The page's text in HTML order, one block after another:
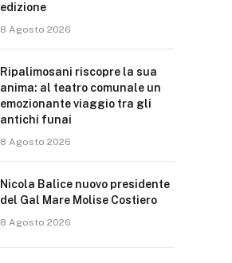
edizione
8 Agosto 2026
Ripalimosani riscopre la sua
anima: al teatro comunale un
emozionante viaggio tra gli
antichi funai
8 Agosto 2026
Nicola Balice nuovo presidente
del Gal Mare Molise Costiero
8 Agosto 2026